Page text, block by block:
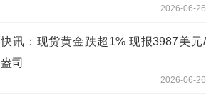
2026-06-26
快讯：现货黄金跌超1% 现报3987美元/
盎司
2026-06-26